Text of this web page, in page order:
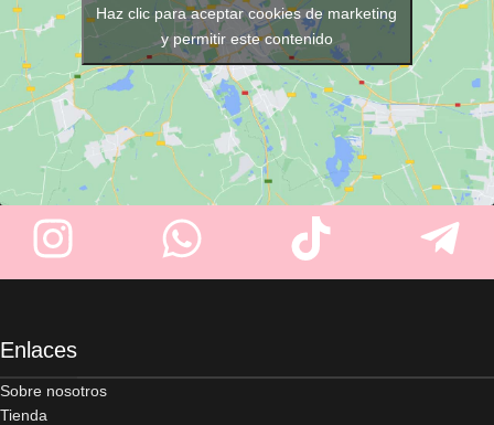
opciones como kit relax y
grifería antidrop.
Haz clic para aceptar cookies de marketing
y permitir este contenido
Enlaces
Sobre nosotros
Tienda